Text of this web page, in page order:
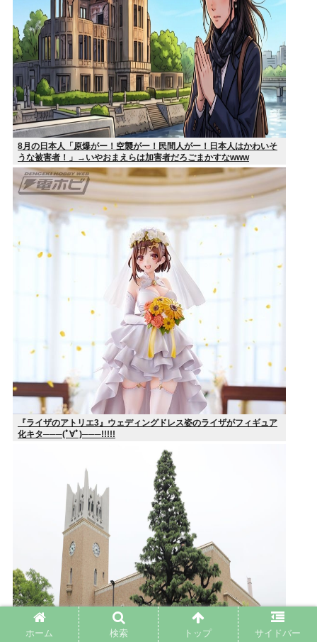
8月の日本人「原爆がー！空襲がー！民間人がー！日本人はかわいそ
うな被害者！」→いやおまえらは加害者だろごまかすなwww
『ライザのアトリエ3』ウェディングドレス姿のライザがフィギュア
化キタ───(ﾟ∀ﾟ)───!!!!!
ホーム 検索 トップ サイドバー